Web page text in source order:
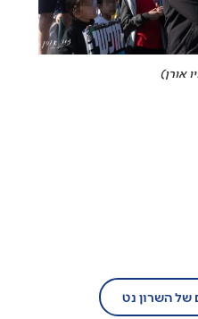
אורן)
של השרון נט